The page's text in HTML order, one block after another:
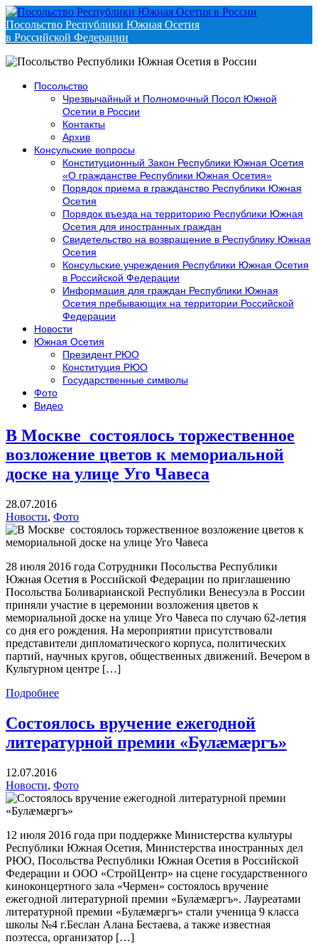
Посольство Республики Южная Осетия
в Российской Федерации
Посольство
Чрезвычайный и Полномочный Посол Южной
Осетии в России
Контакты
Архив
Консульские вопросы
Конституционный Закон Республики Южная Осетия
«О гражданстве Республики Южная Осетия»
Порядок приема в гражданство Республики Южная
Осетия
Порядок въезда на территорию Республики Южная
Осетия для иностранных граждан
Свидетельство на возвращение в Республику Южная
Осетия
Консульские учреждения Республики Южная Осетия
в Российской Федерации
Информация для граждан Республики Южная
Осетия пребывающих на территории Российской
Федерации
Новости
Южная Осетия
Президент РЮО
Конституция РЮО
Государственные символы
Фото
Видео
В Москве состоялось торжественное
возложение цветов к мемориальной
доске на улице Уго Чавеса
28.07.2016
Новости, Фото
28 июля 2016 года Сотрудники Посольства Республики
Южная Осетия в Российской Федерации по приглашению
Посольства Боливарианской Республики Венесуэла в России
приняли участие в церемонии возложения цветов к
мемориальной доске на улице Уго Чавеса по случаю 62-летия
со дня его рождения. На мероприятии присутствовали
представители дипломатического корпуса, политических
партий, научных кругов, общественных движений. Вечером в
Культурном центре […]
Подробнее
Состоялось вручение ежегодной
литературной премии «Булæмæргъ»
12.07.2016
Новости, Фото
12 июля 2016 года при поддержке Министерства культуры
Республики Южная Осетия, Министерства иностранных дел
РЮО, Посольства Республики Южная Осетия в Российской
Федерации и ООО «СтройЦентр» на сцене государственного
киноконцертного зала «Чермен» состоялось вручение
ежегодной литературной премии «Булæмæргъ». Лауреатами
литературной премии «Булæмæргъ» стали ученица 9 класса
школы №4 г.Беслан Алана Бестаева, а также известная
поэтесса, организатор […]